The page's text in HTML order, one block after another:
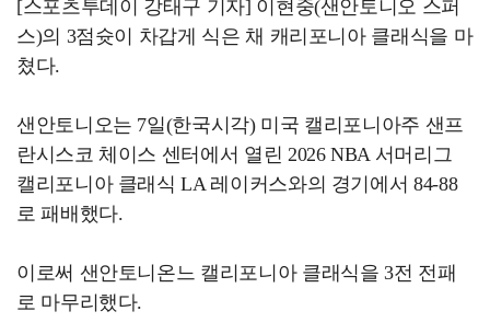
[스포츠투데이 강태구 기자] 이현중(샌안토니오 스퍼
스)의 3점슛이 차갑게 식은 채 캐리포니아 클래식을 마
쳤다.
샌안토니오는 7일(한국시각) 미국 캘리포니아주 샌프
란시스코 체이스 센터에서 열린 2026 NBA 서머리그
캘리포니아 클래식 LA 레이커스와의 경기에서 84-88
로 패배했다.
이로써 샌안토니온느 캘리포니아 클래식을 3전 전패
로 마무리했다.